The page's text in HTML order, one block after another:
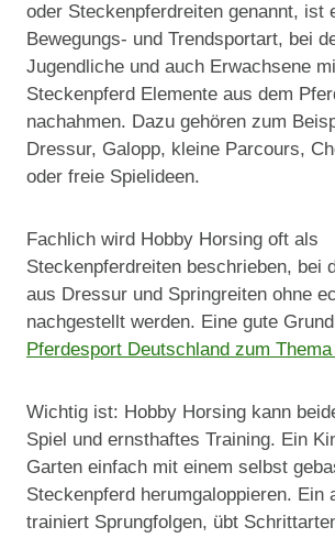
oder Steckenpferdreiten genannt, ist
Bewegungs- und Trendsportart, bei
Jugendliche und auch Erwachsene
Steckenpferd Elemente aus dem
nachahmen. Dazu gehören zum
Dressur, Galopp, kleine Parcours,
oder freie Spielideen.
Fachlich wird Hobby Horsing oft als
Steckenpferdreiten beschrieben, bei
aus Dressur und Springreiten ohne
nachgestellt werden. Eine gute
Pferdesport Deutschland zum
Wichtig ist: Hobby Horsing kann
Spiel und ernsthaftes Training. Ein
Garten einfach mit einem selbst
Steckenpferd herumgaloppieren. Ein
trainiert Sprungfolgen, übt